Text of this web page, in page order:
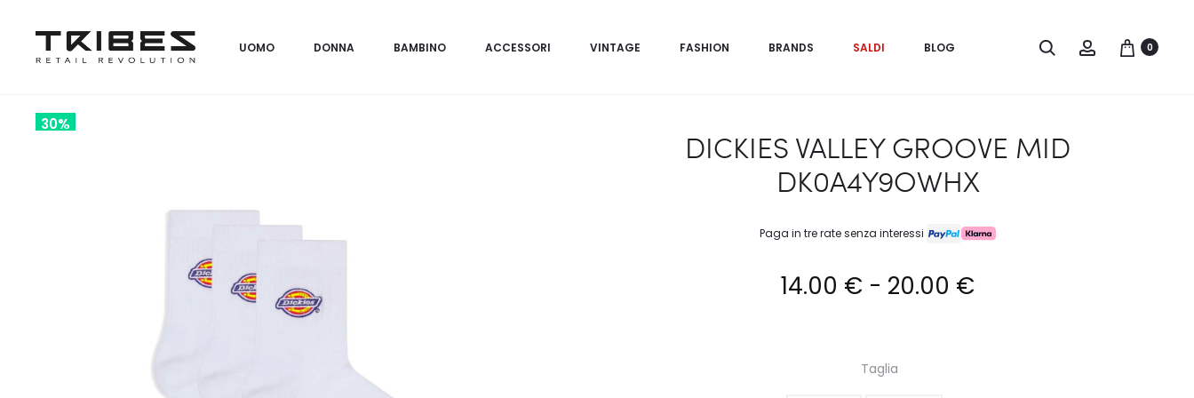
UOMO DONNA BAMBINO ACCESSORI VINTAGE FASHION BRANDS SALDI BLOG Search Account0
30%
DICKIES VALLEY GROOVE MID
DK0A4Y9OWHX
Paga in tre rate senza interessi
14.00 € - 20.00 €
Taglia